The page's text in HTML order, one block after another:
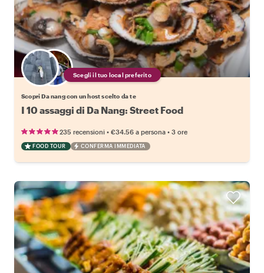
Scegli il tuo local preferito
Scopri Da nang con un host scelto da te
I 10 assaggi di Da Nang: Street Food
235 recensioni • €34.56 a persona • 3 ore
FOOD TOUR CONFERMA IMMEDIATA